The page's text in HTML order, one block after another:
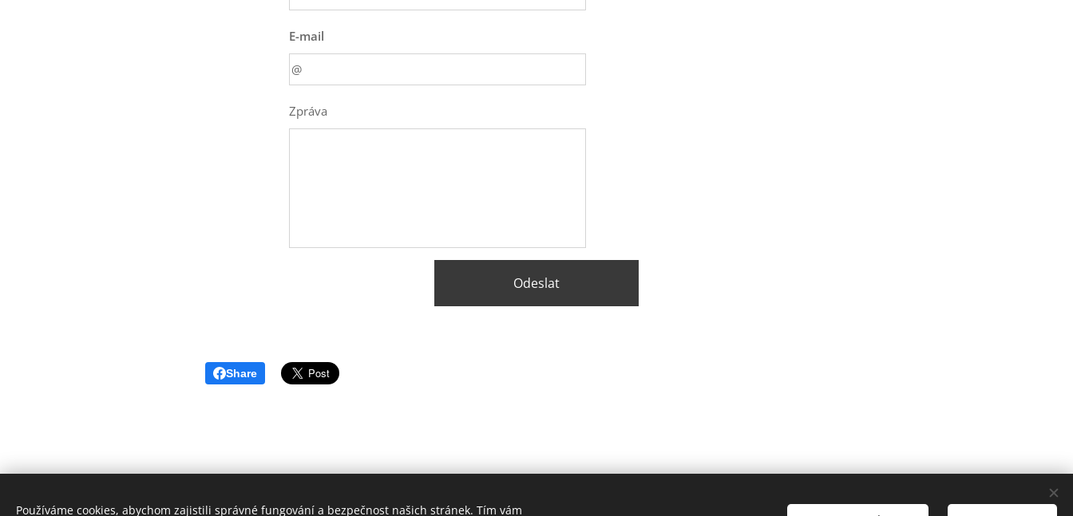
E-mail
Zpráva
Odeslat
Share
Používáme cookies, abychom zajistili správné fungování a bezpečnost našich stránek. Tím vám